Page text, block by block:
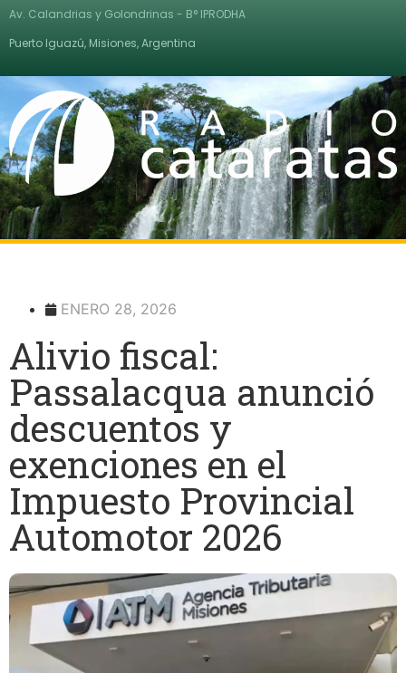
Av. Calandrias y Golondrinas - B° IPRODHA
Puerto Iguazú, Misiones, Argentina
ENERO 28, 2026
Alivio fiscal:
Passalacqua anunció
descuentos y
exenciones en el
Impuesto Provincial
Automotor 2026